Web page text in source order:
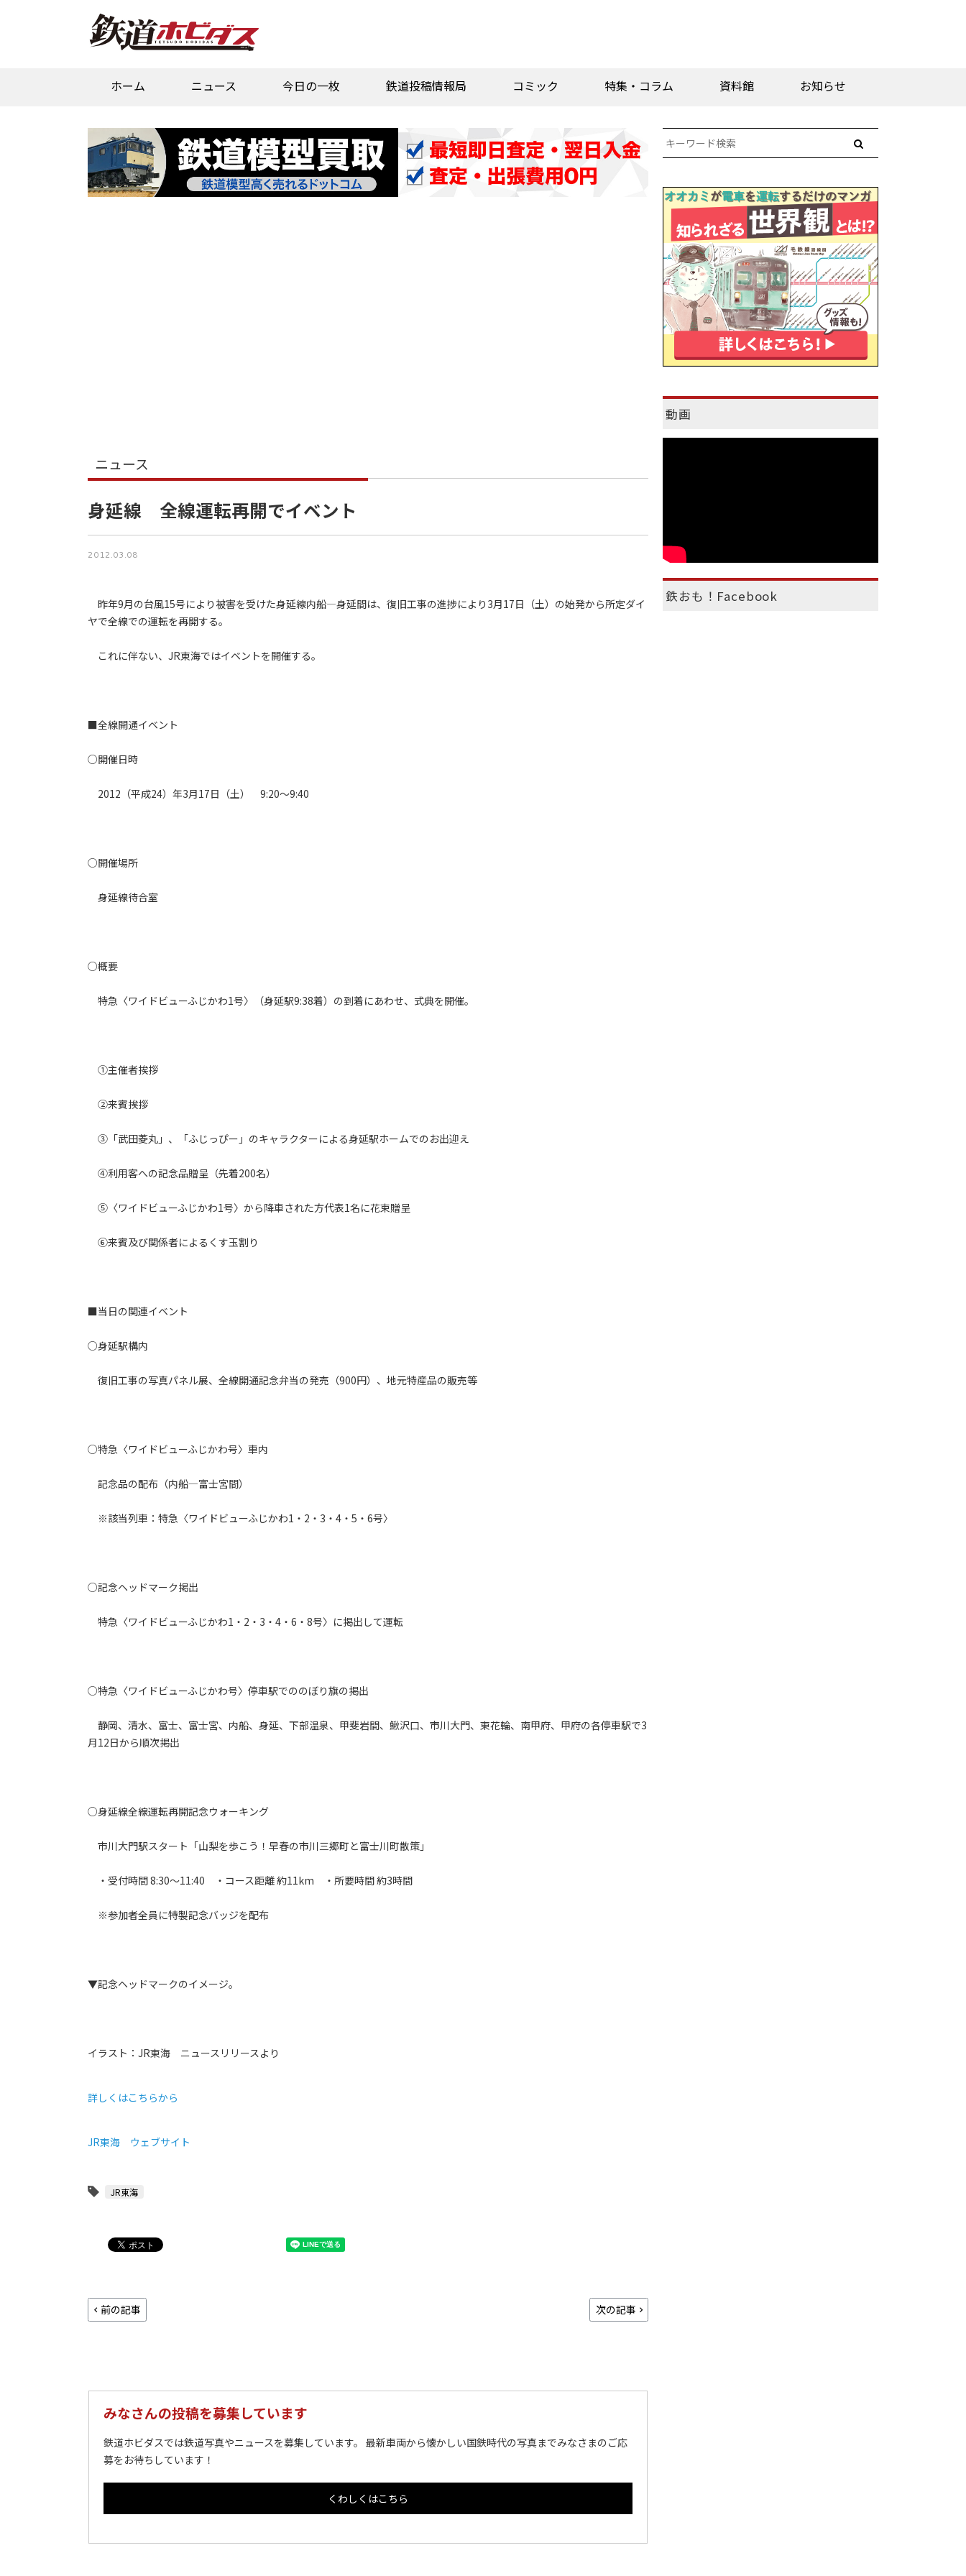
ホーム ニュース 今日の一枚 鉄道投稿情報局 コミック 特集・コラム 資料館 お知らせ
ニュース
身延線 全線運転再開でイベント
2012.03.08
昨年9月の台風15号により被害を受けた身延線内船―身延間は、復旧工事の進捗により3月17日（土）の始発から所定ダイ
ヤで全線での運転を再開する。
これに伴ない、JR東海ではイベントを開催する。
■全線開通イベント
○開催日時
2012（平成24）年3月17日（土） 9:20～9:40
○開催場所
身延線待合室
○概要
特急〈ワイドビューふじかわ1号〉（身延駅9:38着）の到着にあわせ、式典を開催。
①主催者挨拶
②来賓挨拶
③「武田菱丸」、「ふじっぴー」のキャラクターによる身延駅ホームでのお出迎え
④利用客への記念品贈呈（先着200名）
⑤〈ワイドビューふじかわ1号〉から降車された方代表1名に花束贈呈
⑥来賓及び関係者によるくす玉割り
■当日の関連イベント
○身延駅構内
復旧工事の写真パネル展、全線開通記念弁当の発売（900円）、地元特産品の販売等
○特急〈ワイドビューふじかわ号〉車内
記念品の配布（内船―富士宮間）
※該当列車：特急〈ワイドビューふじかわ1・2・3・4・5・6号〉
○記念ヘッドマーク掲出
特急〈ワイドビューふじかわ1・2・3・4・6・8号〉に掲出して運転
○特急〈ワイドビューふじかわ号〉停車駅でののぼり旗の掲出
静岡、清水、富士、富士宮、内船、身延、下部温泉、甲斐岩間、鰍沢口、市川大門、東花輪、南甲府、甲府の各停車駅で3
月12日から順次掲出
○身延線全線運転再開記念ウォーキング
市川大門駅スタート「山梨を歩こう！早春の市川三郷町と富士川町散策」
・受付時間 8:30～11:40 ・コース距離 約11km ・所要時間 約3時間
※参加者全員に特製記念バッジを配布
▼記念ヘッドマークのイメージ。
イラスト：JR東海 ニュースリリースより
詳しくはこちらから
JR東海 ウェブサイト
JR東海
前の記事 次の記事
みなさんの投稿を募集しています
鉄道ホビダスでは鉄道写真やニュースを募集しています。 最新車両から懐かしい国鉄時代の写真までみなさまのご応
募をお待ちしています！
くわしくはこちら
動画
鉄おも！Facebook